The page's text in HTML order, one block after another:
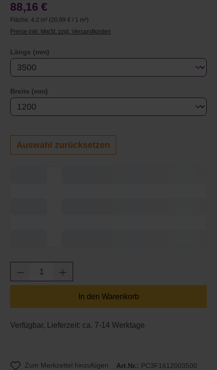
88,16 €
Fläche: 4.2 m² (20,99 € / 1 m²)
Preise inkl. MwSt. zzgl. Versandkosten
Länge (mm)
Breite (mm)
Auswahl zurücksetzen
Produkt Anzahl: Gib den gewünschten
In den Warenkorb
Verfügbar, Lieferzeit: ca. 7-14 Werktage
Zum Merkzettel hinzufügen Art.Nr.: PC3F1612003500